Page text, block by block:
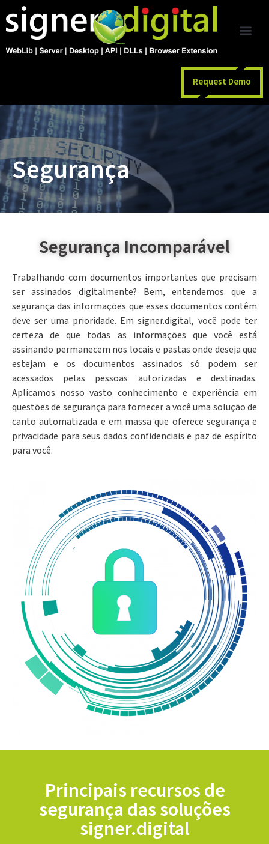
Request Demo
Segurança
Segurança Incomparável
Trabalhando com documentos importantes que precisam
ser assinados digitalmente? Bem, entendemos que a
segurança das informações que esses documentos contêm
deve ser uma prioridade. Em signer.digital, você pode ter
certeza de que todas as informações que você está
assinando permanecem nos locais e pastas onde deseja que
estejam e os documentos assinados só podem ser
acessados pelas pessoas autorizadas e destinadas.
Aplicamos nosso vasto conhecimento e experiência em
questões de segurança para fornecer a você uma solução de
canto automatizada e em massa que oferece segurança e
privacidade para seus dados confidenciais e paz de espírito
para você.
Principais recursos de
segurança das soluções
signer.digital